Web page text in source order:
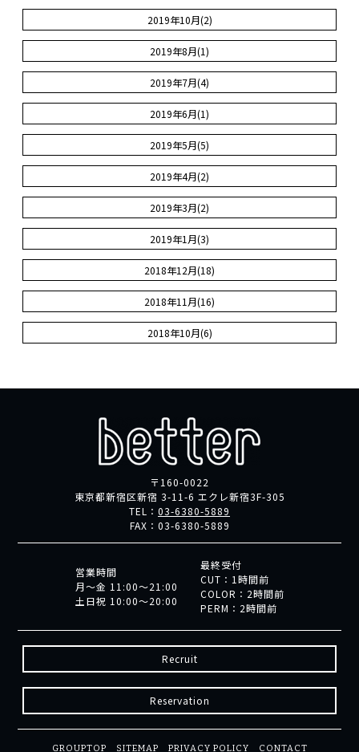
2019年10月(2)
2019年8月(1)
2019年7月(4)
2019年6月(1)
2019年5月(5)
2019年4月(2)
2019年3月(2)
2019年1月(3)
2018年12月(18)
2018年11月(16)
2018年10月(6)
〒160-0022
東京都新宿区新宿 3-11-6 エクレ新宿3F-305
TEL： 03-6380-5889
FAX： 03-6380-5889
営業時間
月～金 11:00～21:00
土日祝 10:00～20:00
最終受付
CUT：1時間前
COLOR：2時間前
PERM：2時間前
Recruit
Reservation
GROUPTOP SITEMAP PRIVACY POLICY CONTACT